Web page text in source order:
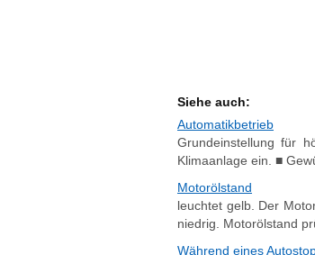
Siehe auch:
Automatikbetrieb
Grundeinstellung für
Klimaanlage ein. ■
Motorölstand
leuchtet gelb. Der
niedrig. Motorölstand
Während eines